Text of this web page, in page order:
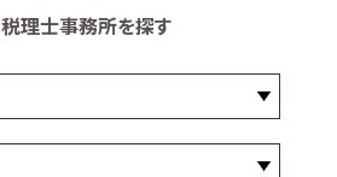
税理士事務所を探す